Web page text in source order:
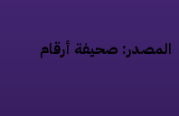
صحيفة أرقام